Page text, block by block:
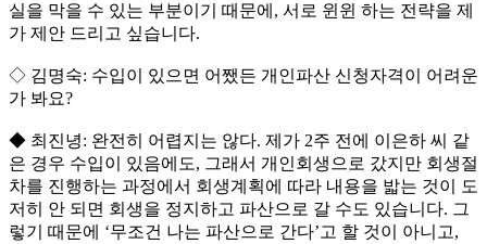
실을 막을 수 있는 부분이기 때문에, 서로 윈윈 하는 전략을 제
가 제안 드리고 싶습니다.
◇ 김명숙: 수입이 있으면 어쨌든 개인파산 신청자격이 어려운
가 봐요?
◆ 최진녕: 완전히 어렵지는 않다. 제가 2주 전에 이은하 씨 같
은 경우 수입이 있음에도, 그래서 개인회생으로 갔지만 회생절
차를 진행하는 과정에서 회생계획에 따라 내용을 밟는 것이 도
저히 안 되면 회생을 정지하고 파산으로 갈 수도 있습니다. 그
렇기 때문에 ‘무조건 나는 파산으로 간다’고 할 것이 아니고,